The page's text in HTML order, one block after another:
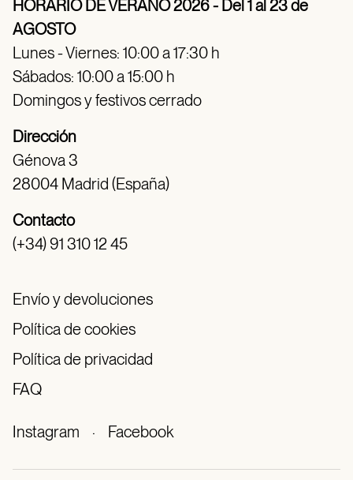
HORARIO DE VERANO 2026 - Del 1 al 23 de
AGOSTO
Lunes - Viernes: 10:00 a 17:30 h
Sábados: 10:00 a 15:00 h
Domingos y festivos cerrado
Dirección
Génova 3
28004 Madrid (España)
Contacto
(+34) 91 310 12 45
Envío y devoluciones
Política de cookies
Política de privacidad
FAQ
Instagram · Facebook